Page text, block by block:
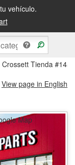
vehículo.
en la tienda
Tienda #1455
View page in English